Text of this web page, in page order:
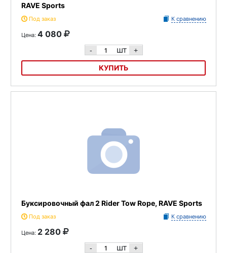
RAVE Sports
Под заказ К сравнению
Цена: 4 080
- шт +
КУПИТЬ
Буксировочный фал баллонов Bungee Tow Rope, RAVE Sports
Буксировочный фал 2 Rider Tow Rope, RAVE Sports
Под заказ К сравнению
Цена: 2 280
- шт +